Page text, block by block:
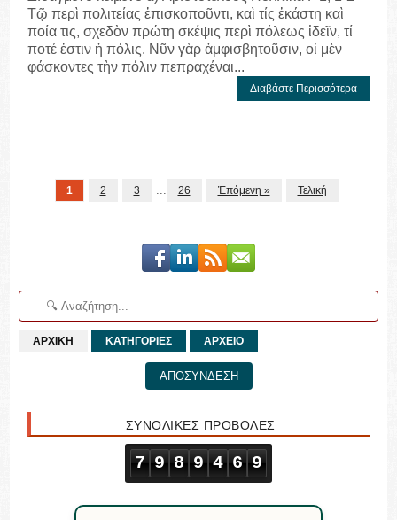
Τῷ περὶ πολιτείας ἐπισκοποῦντι, καὶ τίς ἑκάστη καὶ
ποία τις, σχεδὸν πρώτη σκέψις περὶ πόλεως ἰδεῖν, τί
ποτέ ἐστιν ἡ πόλις. Νῦν γὰρ ἀμφισβητοῦσιν, οἱ μὲν
φάσκοντες τὴν πόλιν πεπραχέναι...
Διαβάστε Περισσότερα
1 2 3 ... 26 Ἐπόμενη » Τελική
ΑΡΧΙΚΗ ΚΑΤΗΓΟΡΙΕΣ ΑΡΧΕΙΟ
ΑΠΟΣΥΝΔΕΣΗ
ΣΥΝΟΛΙΚΕΣ ΠΡΟΒΟΛΕΣ
7 9 8 9 4 6 9